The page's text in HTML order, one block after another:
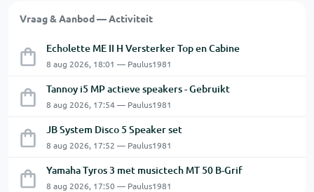
Vraag & Aanbod — Activiteit
Echolette ME II H Versterker Top en Cabine
8 aug 2026, 18:01 — Paulus1981
Tannoy i5 MP actieve speakers - Gebruikt
8 aug 2026, 17:54 — Paulus1981
JB System Disco 5 Speaker set
8 aug 2026, 17:52 — Paulus1981
Yamaha Tyros 3 met musictech MT 50 B-Grif
8 aug 2026, 17:50 — Paulus1981